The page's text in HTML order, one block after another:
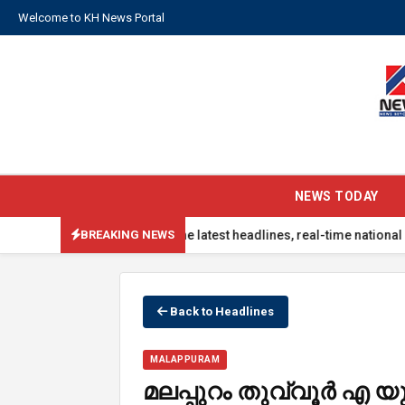
Welcome to KH News Portal
NEWS TODAY
BREAKING NEWS
Stay updated with the latest headlines, real-time national
Back to Headlines
MALAPPURAM
മലപ്പുറം തുവ്വൂർ എ